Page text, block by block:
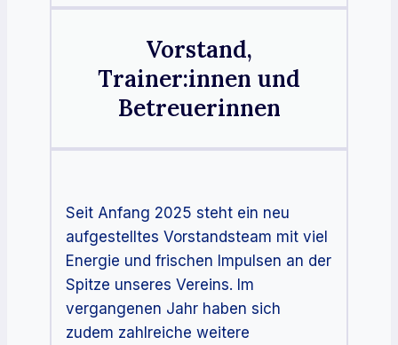
Vorstand,
Trainer:innen und
Betreuerinnen
Seit Anfang 2025 steht ein neu
aufgestelltes Vorstandsteam mit viel
Energie und frischen Impulsen an der
Spitze unseres Vereins. Im
vergangenen Jahr haben sich
zudem zahlreiche weitere